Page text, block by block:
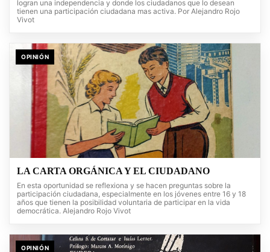
logran una independencia y donde los ciudadanos que lo desean
tienen una participación ciudadana mas activa. Por Alejandro Rojo
Vivot
OPINIÓN
LA CARTA ORGÁNICA Y EL CIUDADANO
En esta oportunidad se reflexiona y se hacen preguntas sobre la
participación ciudadana, especialmente en los jóvenes entre 16 y 18
años que tienen la posibilidad voluntaria de participar en la vida
democrática. Alejandro Rojo Vivot
OPINIÓN